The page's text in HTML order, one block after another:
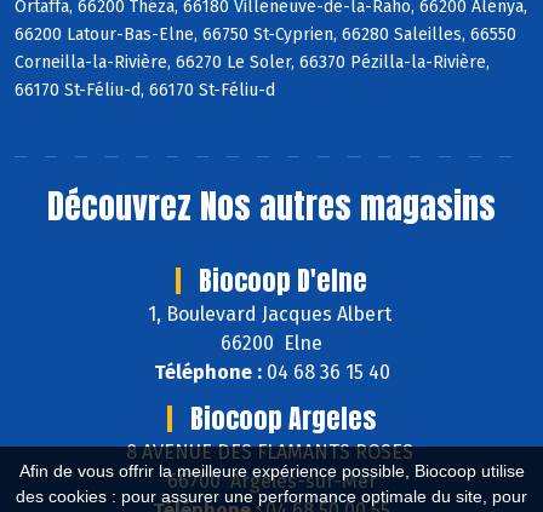
Afin de vous offrir la meilleure expérience possible, Biocoop utilise
des cookies : pour assurer une performance optimale du site, pour
Ortaffa, 66200 Théza, 66180 Villeneuve-de-la-Raho, 66200 Alénya,
66200 Latour-Bas-Elne, 66750 St-Cyprien, 66280 Saleilles, 66550
Corneilla-la-Rivière, 66270 Le Soler, 66370 Pézilla-la-Rivière,
66170 St-Féliu-d, 66170 St-Féliu-d
Découvrez Nos autres magasins
Biocoop D'elne
1, Boulevard Jacques Albert
66200 Elne
Téléphone :04 68 36 15 40
Biocoop Argeles
8 AVENUE DES FLAMANTS ROSES
66700 Argelès-sur-Mer